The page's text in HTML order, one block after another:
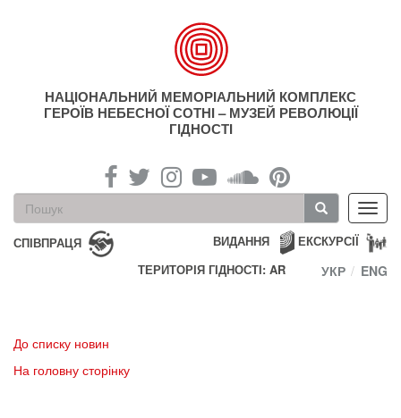
НАЦІОНАЛЬНИЙ МЕМОРІАЛЬНИЙ КОМПЛЕКС
ГЕРОЇВ НЕБЕСНОЇ СОТНІ – МУЗЕЙ РЕВОЛЮЦІЇ
ГІДНОСТІ
Пошукова
форма
Пошук
СПІВПРАЦЯ ЕКСКУРСІЇ
ВИДАННЯ
ТЕРИТОРІЯ ГІДНОСТІ: AR
УКР ENG
До списку новин
На головну сторінку